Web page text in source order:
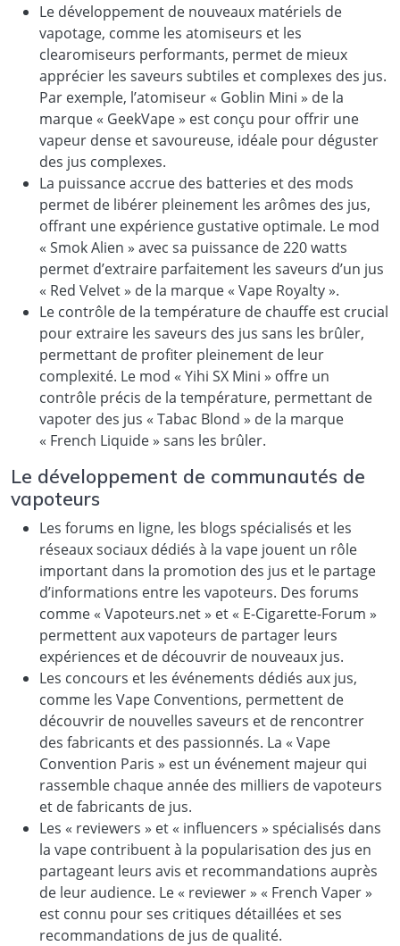
Le développement de nouveaux matériels de
vapotage, comme les atomiseurs et les
clearomiseurs performants, permet de mieux
apprécier les saveurs subtiles et complexes des jus.
Par exemple, l’atomiseur « Goblin Mini » de la
marque « GeekVape » est conçu pour offrir une
vapeur dense et savoureuse, idéale pour déguster
des jus complexes.
La puissance accrue des batteries et des mods
permet de libérer pleinement les arômes des jus,
offrant une expérience gustative optimale. Le mod
« Smok Alien » avec sa puissance de 220 watts
permet d’extraire parfaitement les saveurs d’un jus
« Red Velvet » de la marque « Vape Royalty ».
Le contrôle de la température de chauffe est crucial
pour extraire les saveurs des jus sans les brûler,
permettant de profiter pleinement de leur
complexité. Le mod « Yihi SX Mini » offre un
contrôle précis de la température, permettant de
vapoter des jus « Tabac Blond » de la marque
« French Liquide » sans les brûler.
Le développement de communautés de
vapoteurs
Les forums en ligne, les blogs spécialisés et les
réseaux sociaux dédiés à la vape jouent un rôle
important dans la promotion des jus et le partage
d’informations entre les vapoteurs. Des forums
comme « Vapoteurs.net » et « E-Cigarette-Forum »
permettent aux vapoteurs de partager leurs
expériences et de découvrir de nouveaux jus.
Les concours et les événements dédiés aux jus,
comme les Vape Conventions, permettent de
découvrir de nouvelles saveurs et de rencontrer
des fabricants et des passionnés. La « Vape
Convention Paris » est un événement majeur qui
rassemble chaque année des milliers de vapoteurs
et de fabricants de jus.
Les « reviewers » et « influencers » spécialisés dans
la vape contribuent à la popularisation des jus en
partageant leurs avis et recommandations auprès
de leur audience. Le « reviewer » « French Vaper »
est connu pour ses critiques détaillées et ses
recommandations de jus de qualité.